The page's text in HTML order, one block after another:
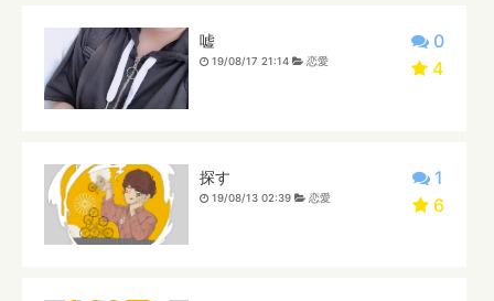
0
4
嘘
19/08/17 21:14 恋愛
1
6
探す
19/08/13 02:39 恋愛